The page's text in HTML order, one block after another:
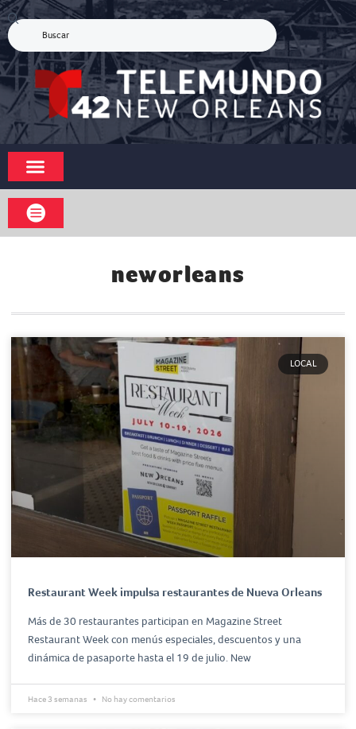
neworleans
LOCAL
Restaurant Week impulsa restaurantes de Nueva Orleans
Más de 30 restaurantes participan en Magazine Street
Restaurant Week con menús especiales, descuentos y una
dinámica de pasaporte hasta el 19 de julio. New
Hace 3 semanas No hay comentarios